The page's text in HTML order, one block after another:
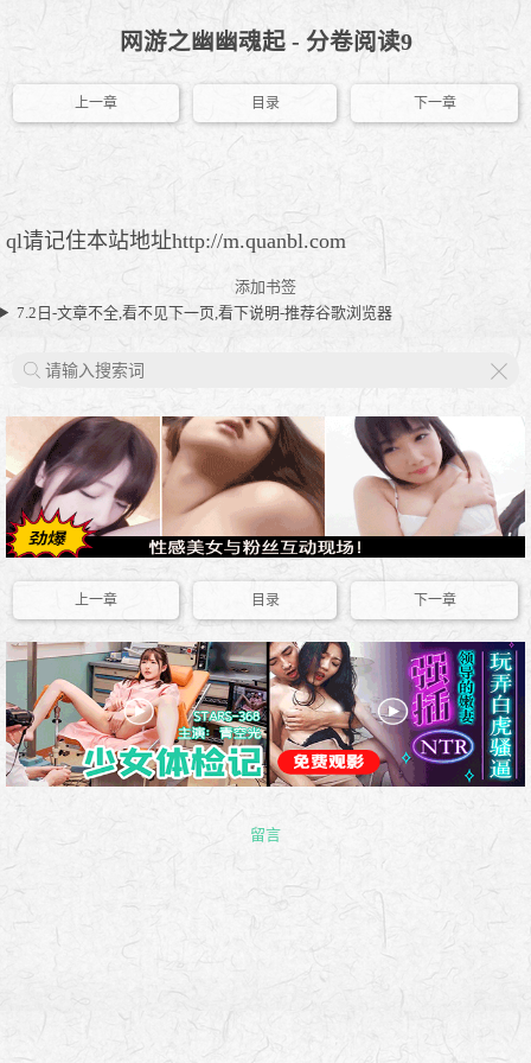
网游之幽幽魂起 - 分卷阅读9
上一章 目录 下一章
ql请记住本站地址http://m.quanbl.com
添加书签
7.2日-文章不全,看不见下一页,看下说明-推荐谷歌浏览器
上一章 目录 下一章
留言